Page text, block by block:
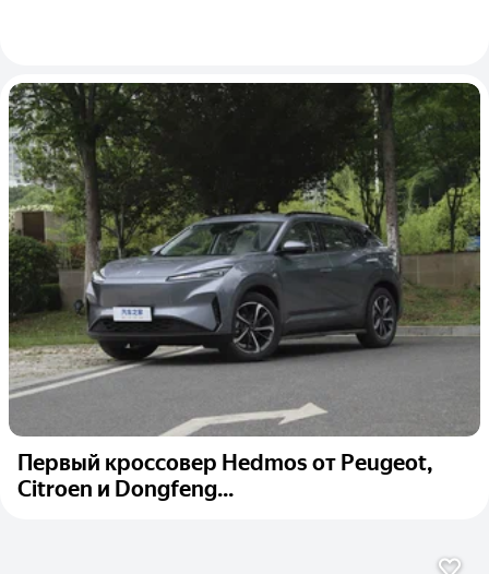
Первый кроссовер Hedmos от Peugeot,
Citroen и Dongfeng...